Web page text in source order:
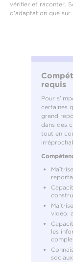
vérifier et raconter.
d’adaptation que
requis
Pour
certaines
grand
dans des
tout en
vidéo,
les